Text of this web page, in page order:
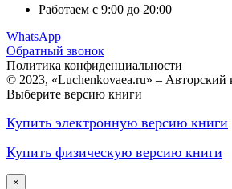
Работаем с 9:00 до 20:00
WhatsApp
Обратный звонок
Политика конфиденциальности
© 2023, «Luchenkovaea.ru» – Авторский
Выберите версию книги
Купить электронную версию книги
Купить физическую версию книги
×